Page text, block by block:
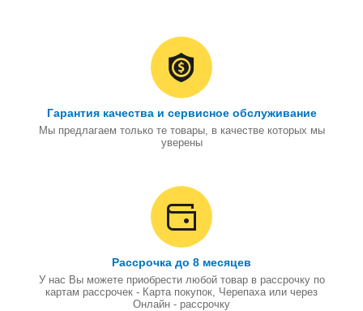
Гарантия качества и сервисное обслуживание
Мы предлагаем только те товары, в качестве которых мы
уверены
Рассрочка до 8 месяцев
У нас Вы можете приобрести любой товар в рассрочку по
картам рассрочек - Карта покупок, Черепаха или через
Онлайн - рассрочку